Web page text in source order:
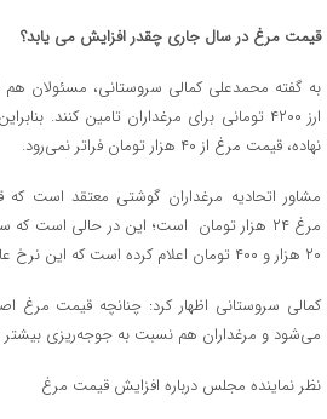
قیمت مرغ در سال جاری چقدر افزایش می یابد؟
به گفته محمدعلی کمالی سروستانی، مسئولان هم
ارز ۴۲۰۰ تومانی برای مرغداران تامین کنند.
نهاده، قیمت مرغ از ۴۰ هزار تومان فراتر نمی‌رود.
مشاور اتحادیه مرغداران گوشتی معتقد است
مرغ ۲۴ هزار تومان است؛ این در حالی است
۲۰ هزار و ۴۰۰ تومان اعلام کرده است که این نرخ عادلانه نیست.
کمالی سروستانی اظهار کرد: چنانچه قیمت مرغ
می‌شود و مرغداران هم نسبت به جوجه‌ریزی بیشتر
نظر نماینده مجلس درباره افزایش قیمت مرغ